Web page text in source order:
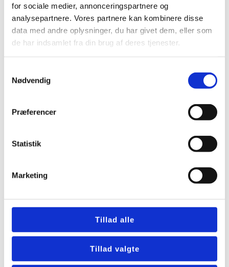
for sociale medier, annonceringspartnere og
analysepartnere. Vores partnere kan kombinere disse
data med andre oplysninger, du har givet dem, eller som
de har indsamlet fra din brug af deres tjenester.
Nødvendig
Præferencer
Statistik
Marketing
Tillad alle
Tillad valgte
førsteklasses service.
FORRIGE NÆSTE
DUKA alarm blinker få hjælp til
Nyborg med faglig hjælp
Montering af ventilationsanlæg